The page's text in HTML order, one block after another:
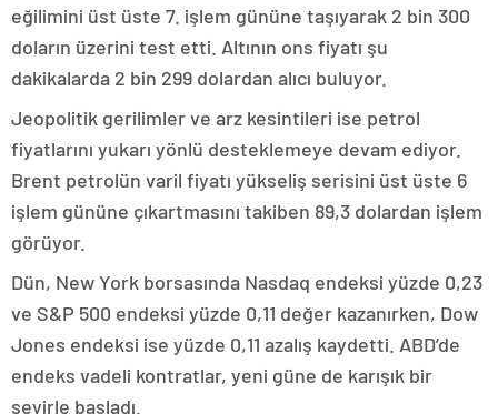
eğilimini üst üste 7. işlem gününe taşıyarak 2 bin 300
doların üzerini test etti. Altının ons fiyatı şu
dakikalarda 2 bin 299 dolardan alıcı buluyor.
Jeopolitik gerilimler ve arz kesintileri ise petrol
fiyatlarını yukarı yönlü desteklemeye devam ediyor.
Brent petrolün varil fiyatı yükseliş serisini üst üste 6
işlem gününe çıkartmasını takiben 89,3 dolardan işlem
görüyor.
Dün, New York borsasında Nasdaq endeksi yüzde 0,23
ve S&P 500 endeksi yüzde 0,11 değer kazanırken, Dow
Jones endeksi ise yüzde 0,11 azalış kaydetti. ABD’de
endeks vadeli kontratlar, yeni güne de karışık bir
seyirle başladı.